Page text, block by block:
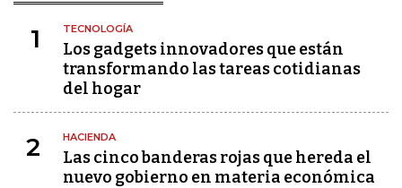
1 TECNOLOGÍA
Los gadgets innovadores que están
transformando las tareas cotidianas
del hogar
2 HACIENDA
Las cinco banderas rojas que hereda el
nuevo gobierno en materia económica